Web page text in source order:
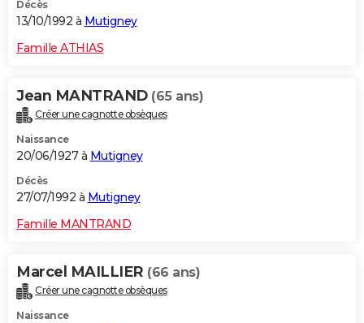
Décès
13/10/1992 à Mutigney
Famille ATHIAS
Jean MANTRAND (65 ans)
Créer une cagnotte obsèques
Naissance
20/06/1927 à Mutigney
Décès
27/07/1992 à Mutigney
Famille MANTRAND
Marcel MAILLIER (66 ans)
Créer une cagnotte obsèques
Naissance